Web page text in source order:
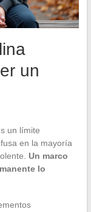
un
un límite
en la mayoría
Un marco
lo